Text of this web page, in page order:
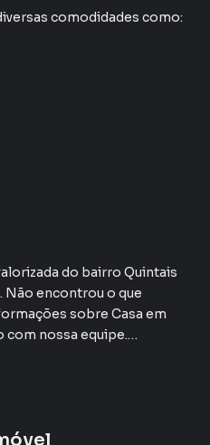
comodidades como:
do bairro Quintais
Não encontrou o que
sobre Casa em
com nossa equipe.
mais opções de
ou lançamentos na